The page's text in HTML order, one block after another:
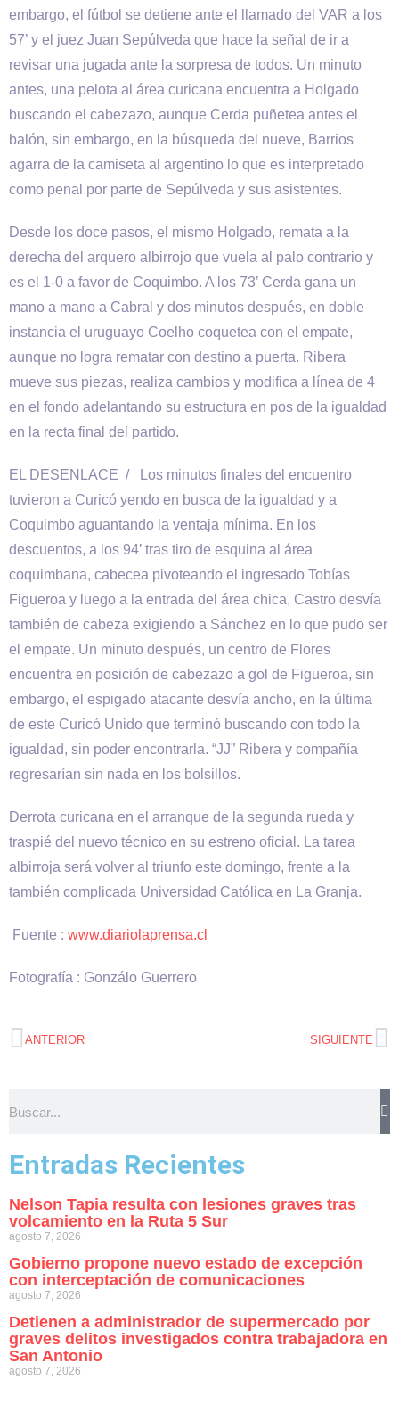
embargo, el fútbol se detiene ante el llamado del VAR a los
57’ y el juez Juan Sepúlveda que hace la señal de ir a
revisar una jugada ante la sorpresa de todos. Un minuto
antes, una pelota al área curicana encuentra a Holgado
buscando el cabezazo, aunque Cerda puñetea antes el
balón, sin embargo, en la búsqueda del nueve, Barrios
agarra de la camiseta al argentino lo que es interpretado
como penal por parte de Sepúlveda y sus asistentes.
Desde los doce pasos, el mismo Holgado, remata a la
derecha del arquero albirrojo que vuela al palo contrario y
es el 1-0 a favor de Coquimbo. A los 73’ Cerda gana un
mano a mano a Cabral y dos minutos después, en doble
instancia el uruguayo Coelho coquetea con el empate,
aunque no logra rematar con destino a puerta. Ribera
mueve sus piezas, realiza cambios y modifica a línea de 4
en el fondo adelantando su estructura en pos de la igualdad
en la recta final del partido.
EL DESENLACE / Los minutos finales del encuentro
tuvieron a Curicó yendo en busca de la igualdad y a
Coquimbo aguantando la ventaja mínima. En los
descuentos, a los 94’ tras tiro de esquina al área
coquimbana, cabecea pivoteando el ingresado Tobías
Figueroa y luego a la entrada del área chica, Castro desvía
también de cabeza exigiendo a Sánchez en lo que pudo ser
el empate. Un minuto después, un centro de Flores
encuentra en posición de cabezazo a gol de Figueroa, sin
embargo, el espigado atacante desvía ancho, en la última
de este Curicó Unido que terminó buscando con todo la
igualdad, sin poder encontrarla. “JJ” Ribera y compañía
regresarían sin nada en los bolsillos.
Derrota curicana en el arranque de la segunda rueda y
traspié del nuevo técnico en su estreno oficial. La tarea
albirroja será volver al triunfo este domingo, frente a la
también complicada Universidad Católica en La Granja.
Fuente : www.diariolaprensa.cl
Fotografía : Gonzálo Guerrero
ANTERIOR SIGUIENTE
Entradas Recientes
Nelson Tapia resulta con lesiones graves tras
volcamiento en la Ruta 5 Sur
agosto 7, 2026
Gobierno propone nuevo estado de excepción
con interceptación de comunicaciones
agosto 7, 2026
Detienen a administrador de supermercado por
graves delitos investigados contra trabajadora en
San Antonio
agosto 7, 2026